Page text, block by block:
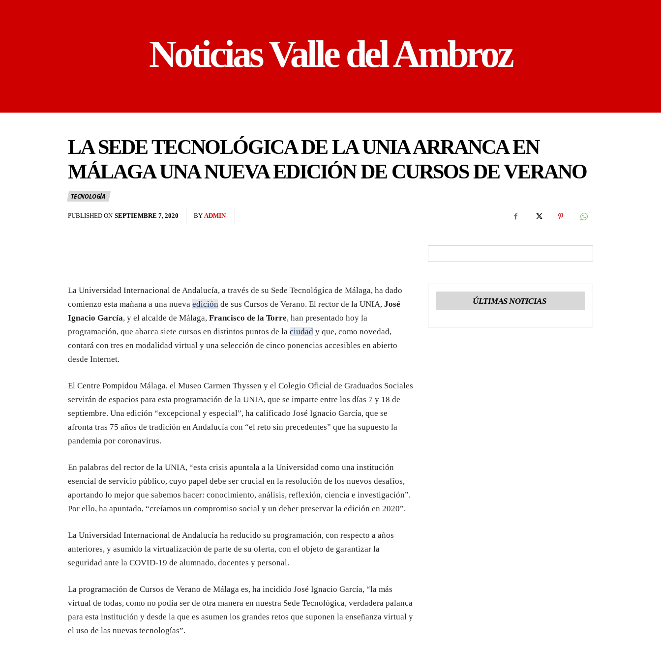
Noticias Valle del Ambroz
LA SEDE TECNOLÓGICA DE LA UNIA ARRANCA EN
MÁLAGA UNA NUEVA EDICIÓN DE CURSOS DE VERANO
TECNOLOGÍA
PUBLISHED ON SEPTIEMBRE 7, 2020 BY ADMIN
La Universidad Internacional de Andalucía, a través de su Sede Tecnológica de Málaga, ha dado
comienzo esta mañana a una nueva edición de sus Cursos de Verano. El rector de la UNIA, José
Ignacio García, y el alcalde de Málaga, Francisco de la Torre, han presentado hoy la
programación, que abarca siete cursos en distintos puntos de la ciudad y que, como novedad,
contará con tres en modalidad virtual y una selección de cinco ponencias accesibles en abierto
desde Internet.
El Centre Pompidou Málaga, el Museo Carmen Thyssen y el Colegio Oficial de Graduados Sociales
servirán de espacios para esta programación de la UNIA, que se imparte entre los días 7 y 18 de
septiembre. Una edición “excepcional y especial”, ha calificado José Ignacio García, que se
afronta tras 75 años de tradición en Andalucía con “el reto sin precedentes” que ha supuesto la
pandemia por coronavirus.
En palabras del rector de la UNIA, “esta crisis apuntala a la Universidad como una institución
esencial de servicio público, cuyo papel debe ser crucial en la resolución de los nuevos desafíos,
aportando lo mejor que sabemos hacer: conocimiento, análisis, reflexión, ciencia e investigación”.
Por ello, ha apuntado, “creíamos un compromiso social y un deber preservar la edición en 2020”.
La Universidad Internacional de Andalucía ha reducido su programación, con respecto a años
anteriores, y asumido la virtualización de parte de su oferta, con el objeto de garantizar la
seguridad ante la COVID-19 de alumnado, docentes y personal.
La programación de Cursos de Verano de Málaga es, ha incidido José Ignacio García, “la más
virtual de todas, como no podía ser de otra manera en nuestra Sede Tecnológica, verdadera palanca
para esta institución y desde la que es asumen los grandes retos que suponen la enseñanza virtual y
el uso de las nuevas tecnologías”.
ÚLTIMAS NOTICIAS